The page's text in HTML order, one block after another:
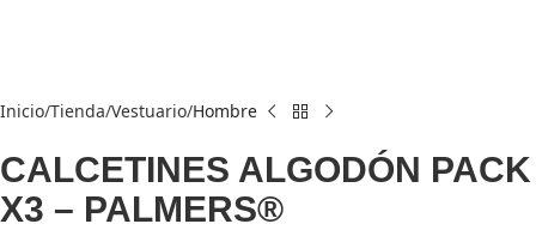
Inicio Tienda Vestuario Hombre
CALCETINES ALGODÓN PACK
X3 – PALMERS®